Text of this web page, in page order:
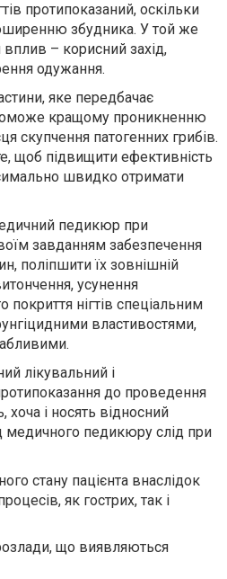
протипоказаний, оскільки
збудника. У той же
– корисний захід,
одужання.
яке передбачає
кращому проникненню
скупчення патогенних грибів.
щоб підвищити ефективність
швидко отримати
педикюр при
завданням забезпечення
поліпшити їх зовнішній
усунення
покриття нігтів спеціальним
властивостями,
лікувальний і
до проведення
хоча і носять відносний
медичного педикюру слід при
стану пацієнта внаслідок
як гострих, так і
що виявляються